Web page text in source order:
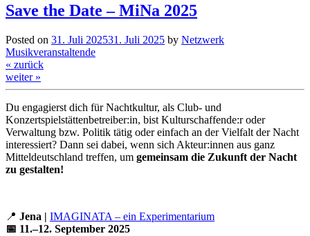
Save the Date – MiNa 2025
Posted on 31. Juli 202531. Juli 2025 by Netzwerk
Musikveranstaltende
« zurück
weiter »
Du engagierst dich für Nachtkultur, als Club- und
Konzertspielstättenbetreiber:in, bist Kulturschaffende:r oder
Verwaltung bzw. Politik tätig oder einfach an der Vielfalt der Nacht
interessiert? Dann sei dabei, wenn sich Akteur:innen aus ganz
Mitteldeutschland treffen, um gemeinsam die Zukunft der Nacht
zu gestalten!
📍 Jena | IMAGINATA – ein Experimentarium
📅 11.–12. September 2025